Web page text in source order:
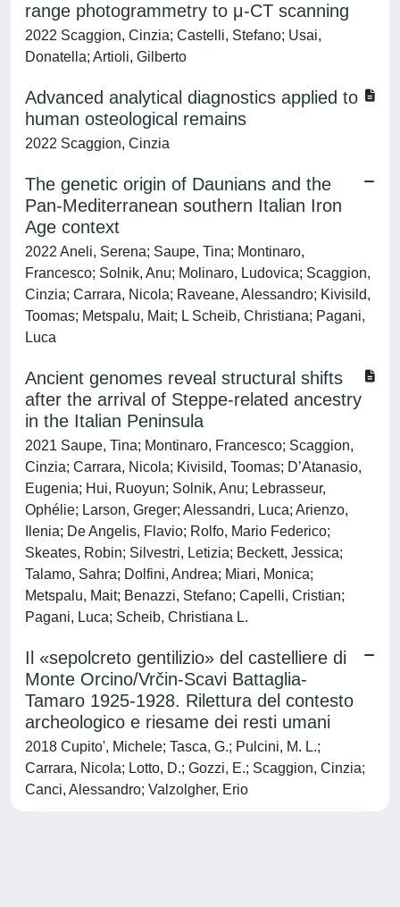
range photogrammetry to μ-CT scanning
2022 Scaggion, Cinzia; Castelli, Stefano; Usai,
Donatella; Artioli, Gilberto
Advanced analytical diagnostics applied to
human osteological remains
2022 Scaggion, Cinzia
The genetic origin of Daunians and the
Pan-Mediterranean southern Italian Iron
Age context
2022 Aneli, Serena; Saupe, Tina; Montinaro,
Francesco; Solnik, Anu; Molinaro, Ludovica; Scaggion,
Cinzia; Carrara, Nicola; Raveane, Alessandro; Kivisild,
Toomas; Metspalu, Mait; L Scheib, Christiana; Pagani,
Luca
Ancient genomes reveal structural shifts
after the arrival of Steppe-related ancestry
in the Italian Peninsula
2021 Saupe, Tina; Montinaro, Francesco; Scaggion,
Cinzia; Carrara, Nicola; Kivisild, Toomas; D’Atanasio,
Eugenia; Hui, Ruoyun; Solnik, Anu; Lebrasseur,
Ophélie; Larson, Greger; Alessandri, Luca; Arienzo,
Ilenia; De Angelis, Flavio; Rolfo, Mario Federico;
Skeates, Robin; Silvestri, Letizia; Beckett, Jessica;
Talamo, Sahra; Dolfini, Andrea; Miari, Monica;
Metspalu, Mait; Benazzi, Stefano; Capelli, Cristian;
Pagani, Luca; Scheib, Christiana L.
Il «sepolcreto gentilizio» del castelliere di
Monte Orcino/Vrčin-Scavi Battaglia-
Tamaro 1925-1928. Rilettura del contesto
archeologico e riesame dei resti umani
2018 Cupito', Michele; Tasca, G.; Pulcini, M. L.;
Carrara, Nicola; Lotto, D.; Gozzi, E.; Scaggion, Cinzia;
Canci, Alessandro; Valzolgher, Erio